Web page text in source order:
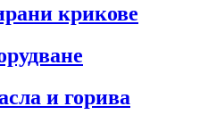
крикове
и горива